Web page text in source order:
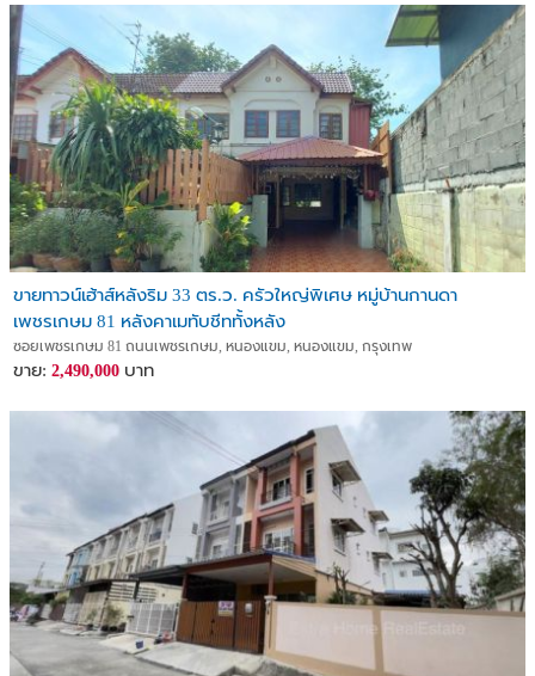
ขายทาวน์เฮ้าส์หลังริม 33 ตร.ว. ครัวใหญ่พิเศษ หมู่บ้านกานดา
เพชรเกษม 81 หลังคาเมทับชีททั้งหลัง
ซอยเพชรเกษม 81 ถนนเพชรเกษม, หนองแขม, หนองแขม, กรุงเทพ
ขาย: 2,490,000 บาท